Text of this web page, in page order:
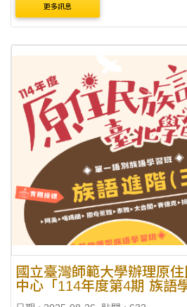
到實際演練，一 步步建立專業....
更多訊息
國立臺灣師範大學辦理原
中心「114年度第4期 族語